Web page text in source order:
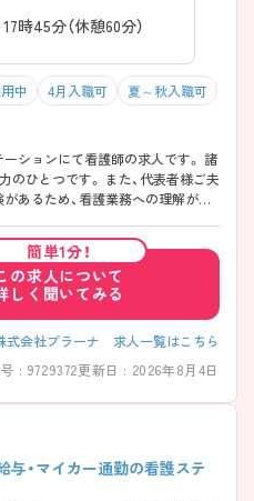
時45分（休憩60分）
中 4月入職可 夏～秋入職可
ョンにて看護師の求人です。 諸
また、代表者様ご夫
あるため、看護業務への理解が深
簡単1分！
の求人について
しく聞いてみる
式会社プラーナ 求人一覧はこちら
: 9729372更新日 : 2026年8月4日
与・マイカー通勤の看護ステ